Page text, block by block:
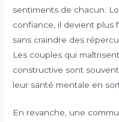
sentiments de chacun.
confiance, il devient plus
sans craindre des
Les couples qui
constructive sont
leur santé mentale en
En revanche, une